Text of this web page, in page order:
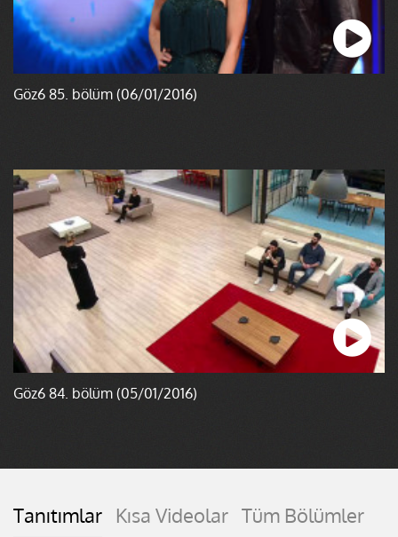
Göz6 85. bölüm (06/01/2016)
Göz6 84. bölüm (05/01/2016)
Tanıtımlar Kısa Videolar Tüm Bölümler